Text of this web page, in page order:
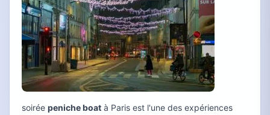
soirée peniche boat à Paris est l'une des expériences